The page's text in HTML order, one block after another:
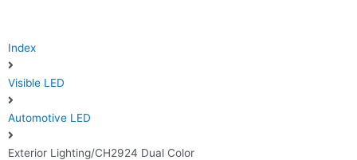
Index
Visible LED
Automotive LED
Exterior Lighting/CH2924 Dual Color